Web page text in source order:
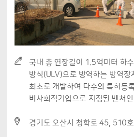
국내 총 연장길이 1.5억미터 하
방식(ULV)으로 방역하는 방역장
최초로 개발하여 다수의 특허등
비사회적기업으로 지정된 벤처
경기도 오산시 청학로 45, 510